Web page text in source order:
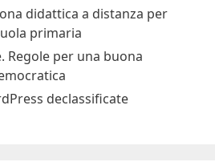
didattica a distanza per
primaria
Regole per una buona
declassificate